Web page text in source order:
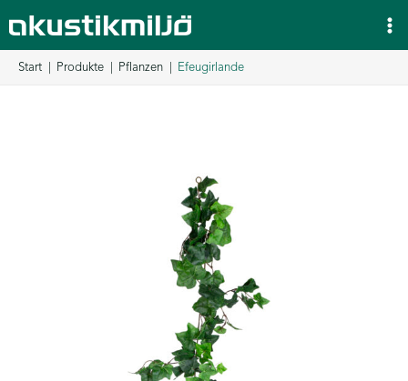
Inhalt
springen
Start Produkte Pflanzen Efeugirlande